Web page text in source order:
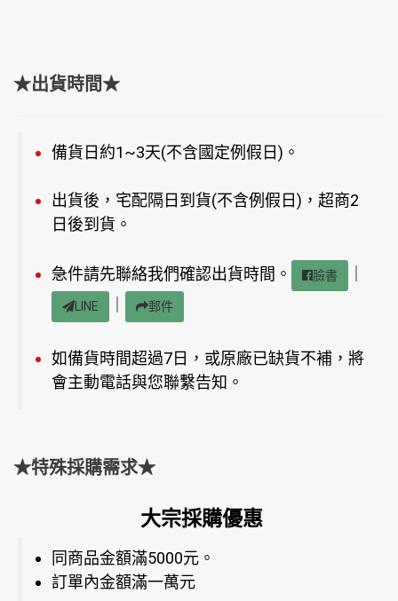
★出貨時間★
備貨日約1~3天(不含國定例假日)。
出貨後，宅配隔日到貨(不含例假日)，超商2
日後到貨。
急件請先聯絡我們確認出貨時間。 臉書
LINE 郵件
如備貨時間超過7日，或原廠已缺貨不補，將
會主動電話與您聯繫告知。
★特殊採購需求★
大宗採購優惠
同商品金額滿5000元。
訂單內金額滿一萬元